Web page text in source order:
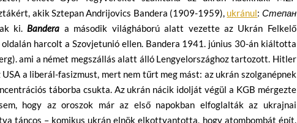
akik Sztepan Andrijovics Bandera (1909-1959), ukránul: Степан
ki.Bandera a második világháború alatt vezette az Ukrán Felkelő
harcolt a Szovjetunió ellen. Bandera 1941. június 30-án kiáltotta
ami a német megszállás alatt álló Lengyelországhoz tartozott. Hitler
a liberál-fasizmust, mert nem tűrt meg mást: az ukrán szolganépnek
táborba csukta. Az ukrán nácik idolját végül a KGB mérgezte
hogy az oroszok már az első napokban elfoglalták az ukrajnai
táncos – komikus ukrán elnök elkottyantotta, hogy atombombát épít.